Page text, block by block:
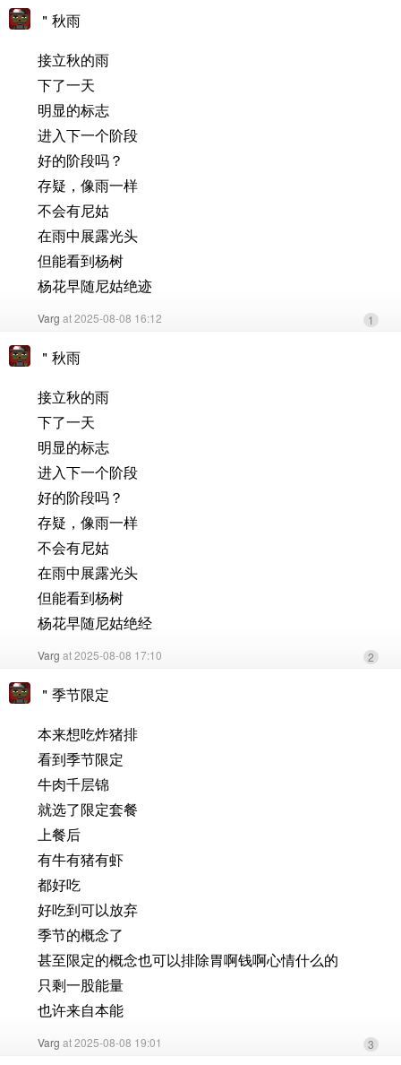
＂秋雨
接立秋的雨
下了一天
明显的标志
进入下一个阶段
好的阶段吗？
存疑，像雨一样
不会有尼姑
在雨中展露光头
但能看到杨树
杨花早随尼姑绝迹
Varg at 2025-08-08 16:12 1
＂秋雨
接立秋的雨
下了一天
明显的标志
进入下一个阶段
好的阶段吗？
存疑，像雨一样
不会有尼姑
在雨中展露光头
但能看到杨树
杨花早随尼姑绝经
Varg at 2025-08-08 17:10 2
＂季节限定
本来想吃炸猪排
看到季节限定
牛肉千层锦
就选了限定套餐
上餐后
有牛有猪有虾
都好吃
好吃到可以放弃
季节的概念了
甚至限定的概念也可以排除胃啊钱啊心情什么的
只剩一股能量
也许来自本能
Varg at 2025-08-08 19:01 3